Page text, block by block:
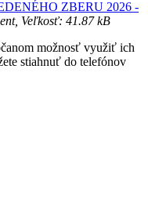
ZBERU 2026 -
Veľkosť: 41.87 kB
možnosť využiť ich
stiahnuť do telefónov